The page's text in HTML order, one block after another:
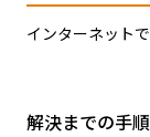
インターネット
解決までの手順